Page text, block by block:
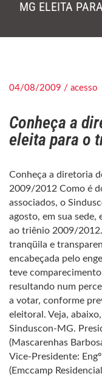
MG ELEITA
04/08/2009 / acesso
Conheça a
eleita para o
Conheça a diretoria
2009/2012 Como é
associados, o
agosto, em sua
ao triênio 2009/
tranqüila e
encabeçada pelo
teve
resultando num
a votar, conforme
eleitoral. Veja,
Sinduscon-MG.
(Mascarenhas
Vice-Presidente:
(Emccamp